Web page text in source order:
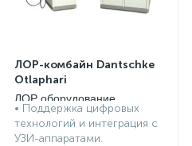
ЛОР-комбайн Dantschke
Otlaphari
ЛОР оборудование,
инструменты
• Поддержка цифровых
технологий и интеграция с
УЗИ-аппаратами.